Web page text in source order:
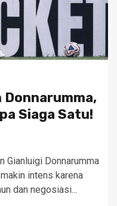
Donnarumma,
Siaga Satu!
Gianluigi Donnarumma
intens karena
dan negosiasi...